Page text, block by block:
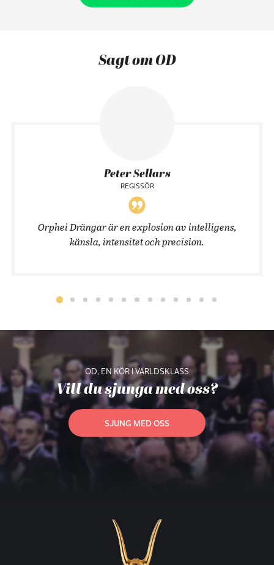
Sagt om OD
Peter Sellars
REGISSÖR
Orphei Drängar är en explosion av intelligens,
känsla, intensitet och precision.
OD, EN KÖR I VÄRLDSKLASS
Vill du sjunga med oss?
SJUNG MED OSS